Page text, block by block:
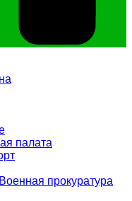
палата
прокуратура